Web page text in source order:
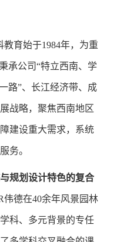
育始于1984年，为重
承公司“特立西南、学
路”、长江经济带、成
战略，聚焦西南地区
建设重大需求，系统
务。
规划设计特色的复合
伟德在40余年风景园林
科、多元背景的专任